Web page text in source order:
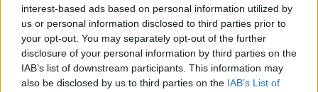
interest-based ads based on personal information utilized by
us or personal information disclosed to third parties prior to
your opt-out. You may separately opt-out of the further
disclosure of your personal information by third parties on the
IAB’s list of downstream participants. This information may
also be disclosed by us to third parties on the IAB’s List of